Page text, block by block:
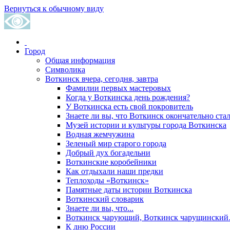
Вернуться к обычному виду
Город
Общая информация
Символика
Воткинск вчера, сегодня, завтра
Фамилии первых мастеровых
Когда у Воткинска день рождения?
У Воткинска есть свой покровитель
Знаете ли вы, что Воткинск окончательно
Музей истории и культуры города Воткинска
Водная жемчужина
Зеленый мир старого города
Добрый дух богадельни
Воткинские коробейники
Как отдыхали наши предки
Теплоходы «Воткинск»
Памятные даты истории Воткинска
Воткинский словарик
Знаете ли вы, что...
Воткинск чарующий, Воткинск
К дню России